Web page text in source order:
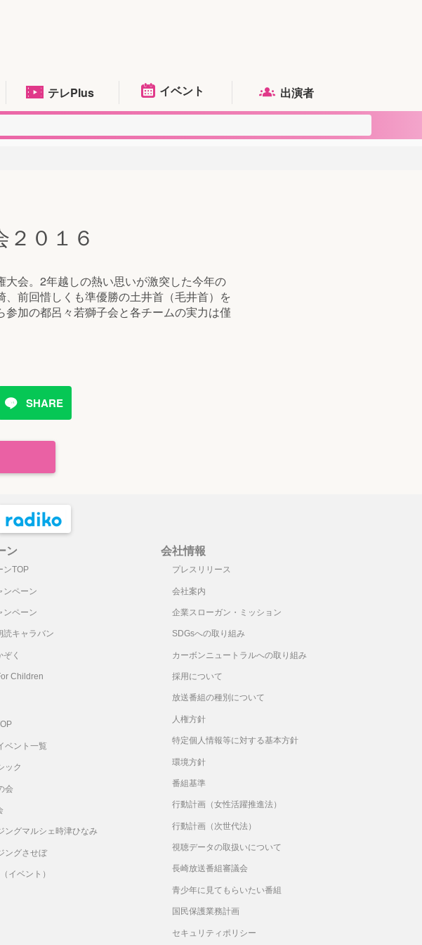
テレPlus イベント 出演者
０１６
会。2年越しの熱い思いが激突した今年の
前回惜しくも準優勝の土井首（毛井首）を
加の都呂々若獅子会と各チームの実力は僅
SHARE
ン
ンTOP
ンペーン
ンペーン
読キャラバン
ぞく
Children
ベント一覧
ック
会
ングマルシェ時津ひなみ
ングさせぼ
イベント）
会社情報
プレスリリース
会社案内
企業スローガン・ミッション
SDGsへの取り組み
カーボンニュートラルへの取り組み
採用について
放送番組の種別について
人権方針
特定個人情報等に対する基本方針
環境方針
番組基準
行動計画（女性活躍推進法）
行動計画（次世代法）
視聴データの取扱いについて
長崎放送番組審議会
青少年に見てもらいたい番組
国民保護業務計画
セキュリティポリシー